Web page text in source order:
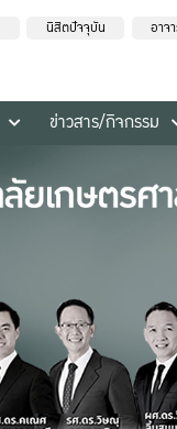
นิสิตปัจจุบัน อาจ
ข่าวสาร/กิจกรรม